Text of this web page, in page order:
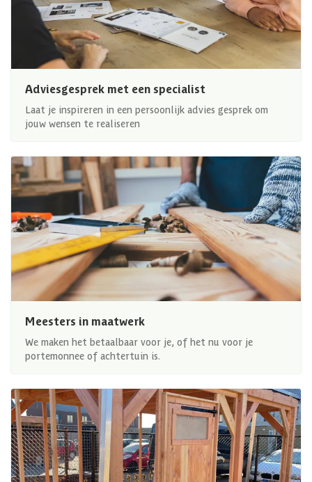
Adviesgesprek met een specialist
Laat je inspireren in een persoonlijk advies gesprek om
jouw wensen te realiseren
Meesters in maatwerk
We maken het betaalbaar voor je, of het nu voor je
portemonnee of achtertuin is.